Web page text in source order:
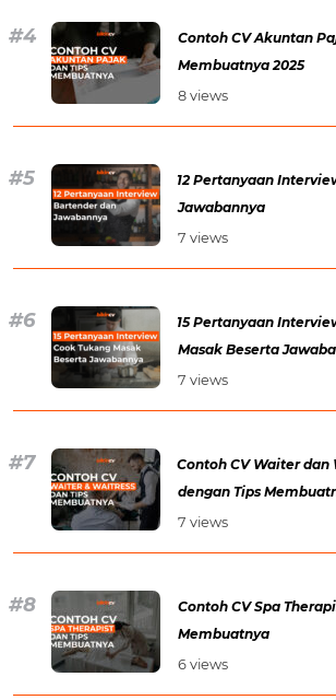
Contoh CV Akuntan
Membuatnya 2025
8 views
12 Pertanyaan
Jawabannya
7 views
15 Pertanyaan
Masak Beserta
7 views
Contoh CV Waiter dan
dengan Tips
7 views
Contoh CV Spa
Membuatnya
6 views